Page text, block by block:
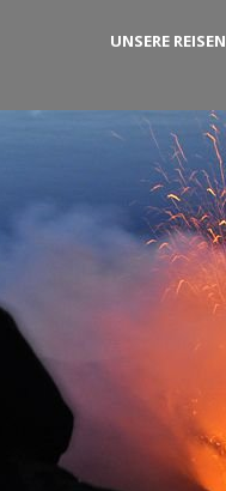
UNSERE REISEN